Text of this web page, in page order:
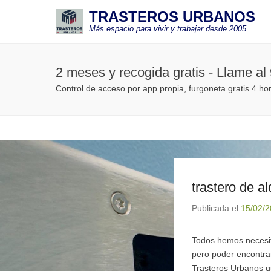
TRASTEROS URBANOS
Más espacio para vivir y trabajar desde 2005
2 meses y recogida gratis - Llame
Control de acceso por app propia, furgoneta gratis 4
trastero de
Publicada el 15/02/
Todos hemos
pero poder
Trasteros Urbanos